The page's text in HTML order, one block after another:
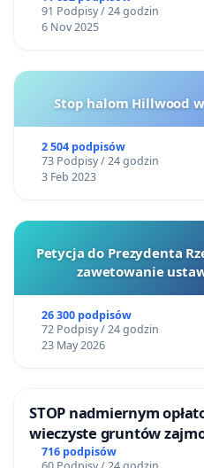
91 Podpisy / 24 godzin
6 Nov 2025
Stop halom Hillwood
2 504 podpisów
73 Podpisy / 24 godzin
3 Feb 2023
Petycja do Prezydenta
zawetowanie
26 300 podpisów
72 Podpisy / 24 godzin
23 May 2026
STOP nadmiernym
wieczyste gruntów
ogrody działkowe.
716 podpisów